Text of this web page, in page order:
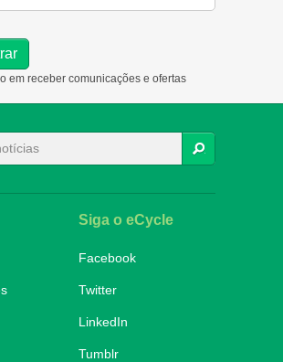
em receber comunicações e ofertas
Siga o eCycle
Facebook
Twitter
LinkedIn
Tumblr